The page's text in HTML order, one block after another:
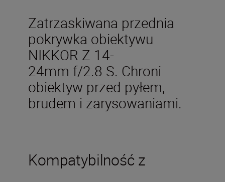
Zatrzaskiwana przednia
pokrywka obiektywu
NIKKOR Z 14-
24mm f/2.8 S. Chroni
obiektyw przed pyłem,
brudem i zarysowaniami.
Kompatybilność z